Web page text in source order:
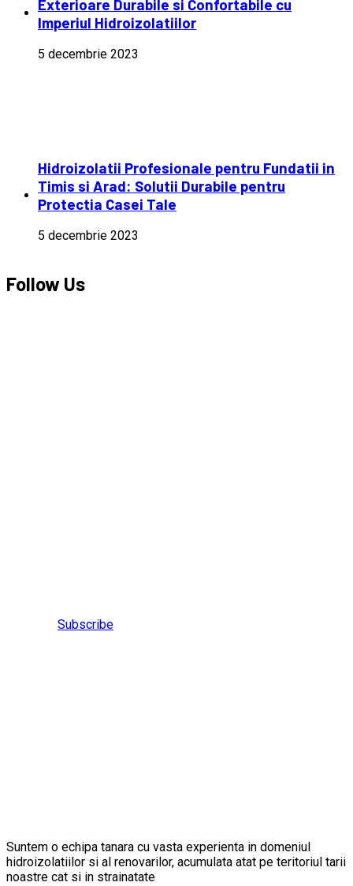
Exterioare Durabile si Confortabile cu
Imperiul Hidroizolatiilor
5 decembrie 2023
Hidroizolatii Profesionale pentru Fundatii in
Timis si Arad: Solutii Durabile pentru
Protectia Casei Tale
5 decembrie 2023
Follow Us
Subscribe
Suntem o echipa tanara cu vasta experienta in domeniul
hidroizolatiilor si al renovarilor, acumulata atat pe teritoriul tarii
noastre cat si in strainatate